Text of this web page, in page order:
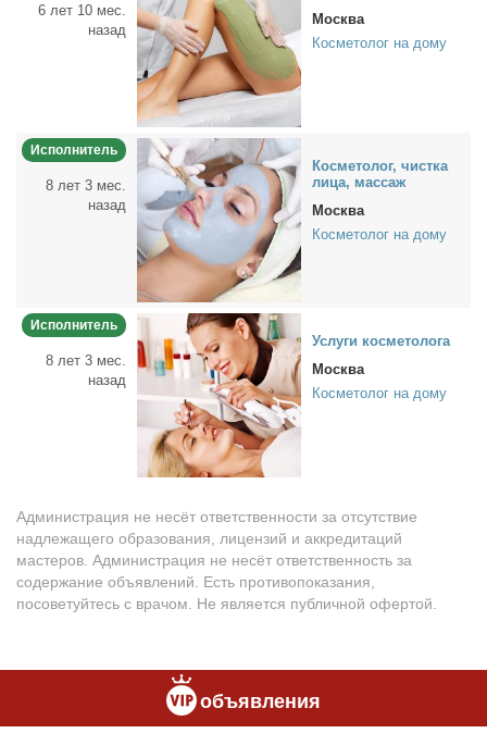
6 лет 10 мес.
назад
Москва
Косметолог на дому
Исполнитель
8 лет 3 мес.
назад
Кос­ме­то­лог, чист­ка
ли­ца, мас­саж
Москва
Косметолог на дому
Исполнитель
8 лет 3 мес.
назад
Услу­ги кос­ме­то­ло­га
Москва
Косметолог на дому
Администрация не несёт ответственности за отсутствие
надлежащего образования, лицензий и аккредитаций
мастеров. Администрация не несёт ответственность за
содержание объявлений. Есть противопоказания,
посоветуйтесь с врачом. Не является публичной офертой.
объявления